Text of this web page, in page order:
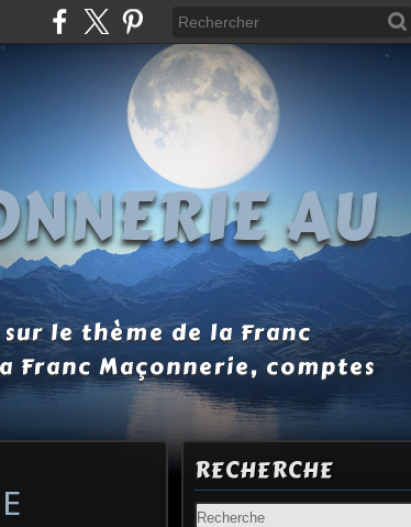
AU
le thème de la Franc
Franc Maçonnerie, comptes
RECHERCHE